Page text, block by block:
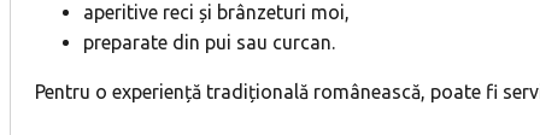
aperitive reci și brânzeturi moi,
preparate din pui sau curcan.
Pentru o experiență tradițională românească, poate fi